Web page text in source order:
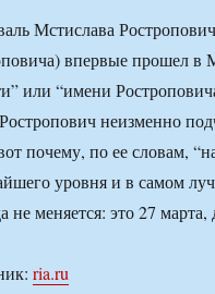
Мстислава
впервые прошел в
или “имени
неизменно
почему, по ее словам,
уровня и в самом
не меняется: это 27
ria.ru